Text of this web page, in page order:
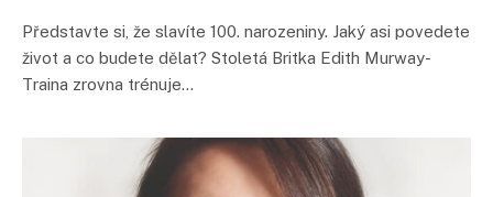
Představte si, že slavíte 100. narozeniny. Jaký asi povedete
život a co budete dělat? Stoletá Britka Edith Murway-
Traina zrovna trénuje…